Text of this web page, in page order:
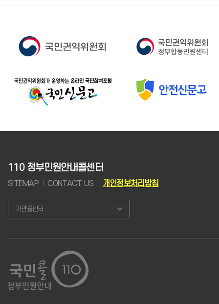
110 정부민원안내콜센터
SITEMAP CONTACT US 개인정보처리방침
기관콜센터